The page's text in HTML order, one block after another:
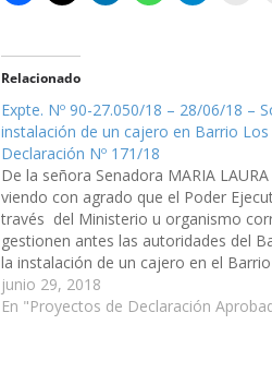
Relacionado
Expte. Nº 90-27.050/18 – 28/06/18 –
instalación de un cajero en Barrio Los
Declaración Nº 171/18
De la señora Senadora MARIA LAURA
viendo con agrado que el Poder
través del Ministerio u organismo
gestionen antes las autoridades del
la instalación de un cajero en el
zona Ruta 26, Jurisdiccion Municipio
junio 29, 2018
En "Proyectos de Declaración